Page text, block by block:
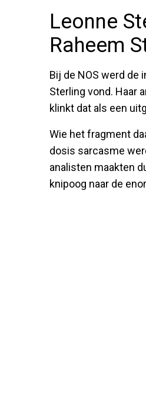
Leonne
Raheem
Bij de NOS werd de
Sterling vond. Haar
klinkt dat als een
Wie het fragment
dosis sarcasme
analisten maakten
knipoog naar de